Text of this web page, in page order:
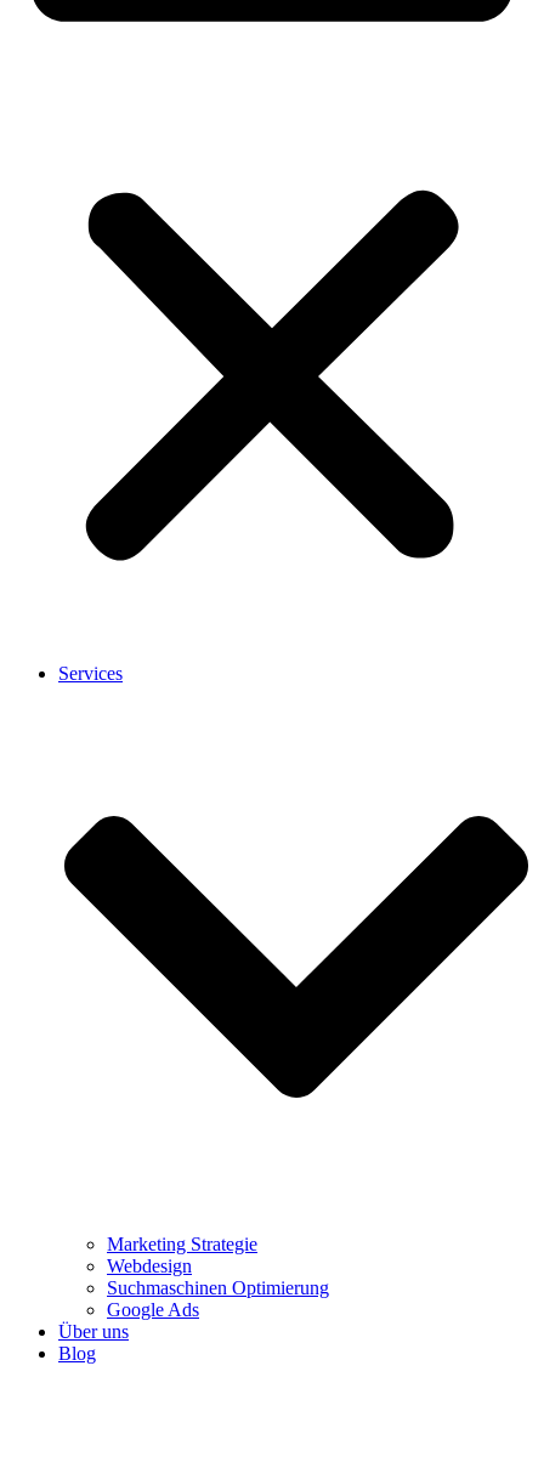
Services
Marketing Strategie
Webdesign
Suchmaschinen Optimierung
Google Ads
Über uns
Blog